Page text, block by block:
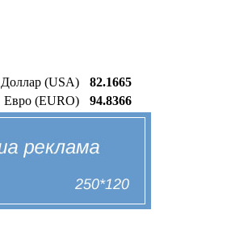
Доллар (USA)
82.1665
Евро (EURO)
94.8366